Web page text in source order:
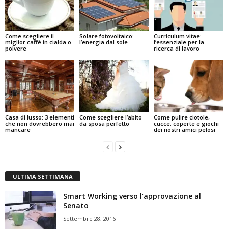
Come scegliere il
miglior caffè in cialda o
polvere
Solare fotovoltaico:
l’energia dal sole
Curriculum vitae:
l’essenziale per la
ricerca di lavoro
Casa di lusso: 3 elementi
che non dovrebbero mai
mancare
Come scegliere l’abito
da sposa perfetto
Come pulire ciotole,
cucce, coperte e giochi
dei nostri amici pelosi
ULTIMA SETTIMANA
Smart Working verso l’approvazione al
Senato
Settembre 28, 2016